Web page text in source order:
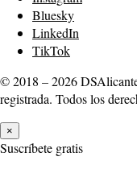
Bluesky
LinkedIn
TikTok
© 2018 – 2026
registrada. Todos los
×
Suscríbete gratis